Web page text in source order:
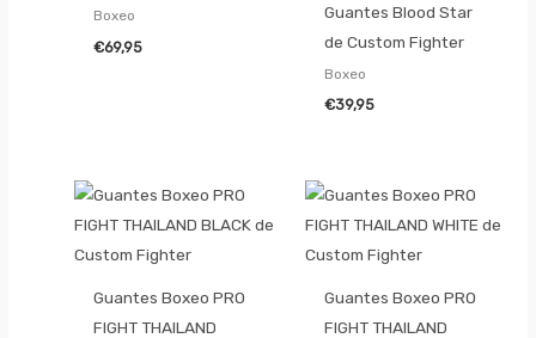
Boxeo
€69,95
Guantes Blood Star
de Custom Fighter
Boxeo
€39,95
Guantes Boxeo PRO
FIGHT THAILAND
Guantes Boxeo PRO
FIGHT THAILAND